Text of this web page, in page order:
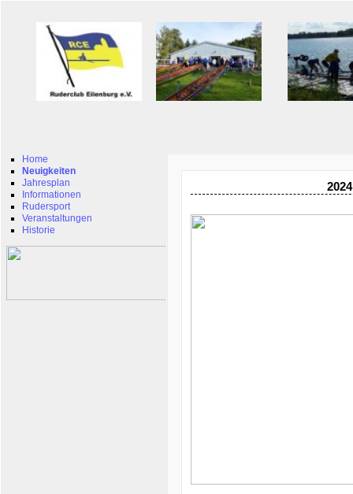
Home
Neuigkeiten
Jahresplan
Informationen
Rudersport
Veranstaltungen
Historie